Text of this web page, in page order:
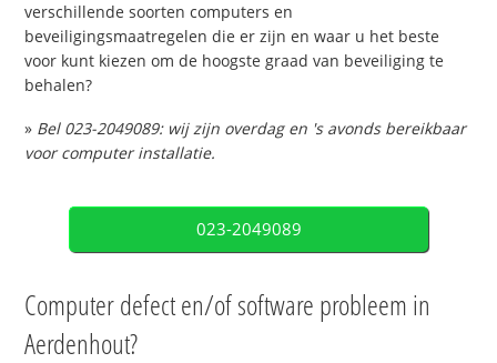
verschillende soorten computers en
beveiligingsmaatregelen die er zijn en waar u het beste
voor kunt kiezen om de hoogste graad van beveiliging te
behalen?
» Bel 023-2049089: wij zijn overdag en 's avonds bereikbaar
voor computer installatie.
023-2049089
Computer defect en/of software probleem in
Aerdenhout?